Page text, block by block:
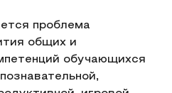
проблема
общих и
обучающихся